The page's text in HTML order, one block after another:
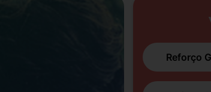
Reforço